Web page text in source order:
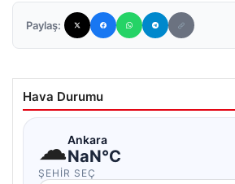
Paylaş:
Hava Durumu
☁Ankara
NaN°C
ŞEHIR SEÇ